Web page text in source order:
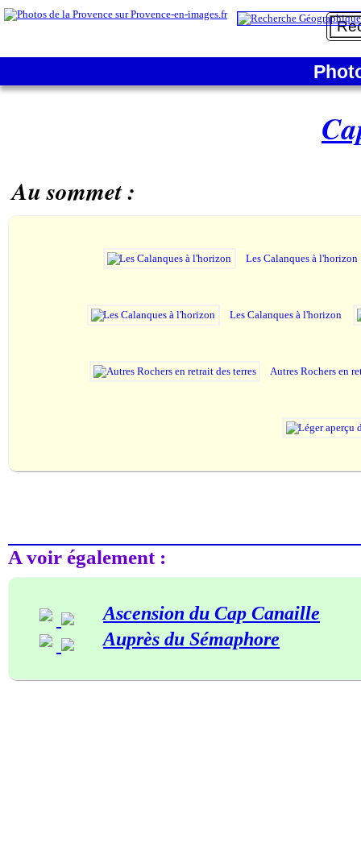
Au sommet :
Les Calanques à l'horizon
Les Calanques à l'horizon
Autres Rochers en
A voir également :
Ascension du Cap Canaille
Auprès du Sémaphore